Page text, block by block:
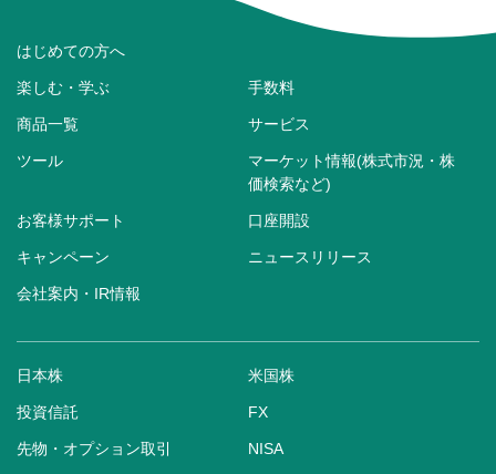
はじめての方へ
楽しむ・学ぶ 手数料
商品一覧 サービス
ツール
マーケット情報(株式市況・株
価検索など)
お客様サポート 口座開設
キャンペーン ニュースリリース
会社案内・IR情報
日本株 米国株
投資信託 FX
先物・オプション取引 NISA